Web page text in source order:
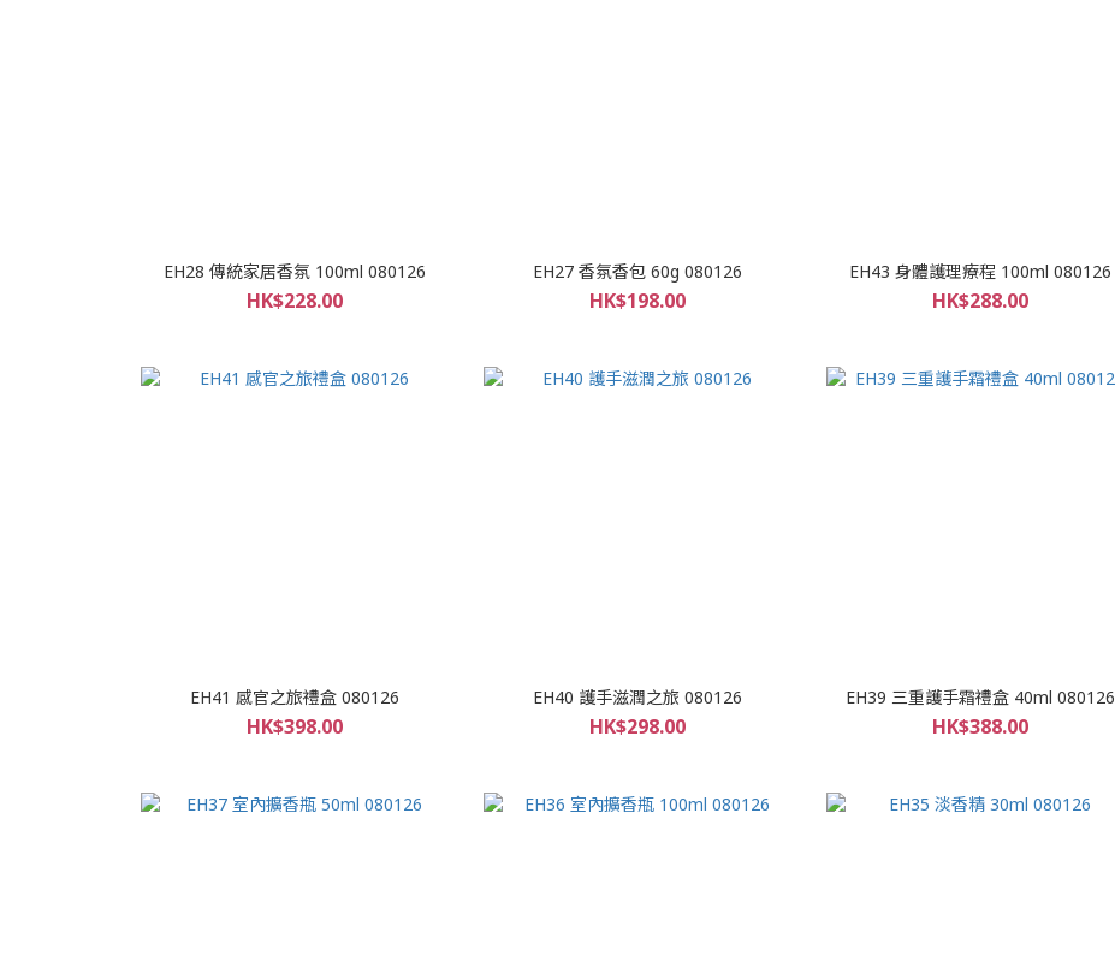
EH28 傳統家居香氛 100ml 080126
HK$228.00
EH27 香氛香包 60g 080126
HK$198.00
EH43 身體護理療程 100ml 080126
HK$288.00
EH41 感官之旅禮盒 080126
HK$398.00
EH40 護手滋潤之旅 080126
HK$298.00
EH39 三重護手霜禮盒 40ml 080126
HK$388.00